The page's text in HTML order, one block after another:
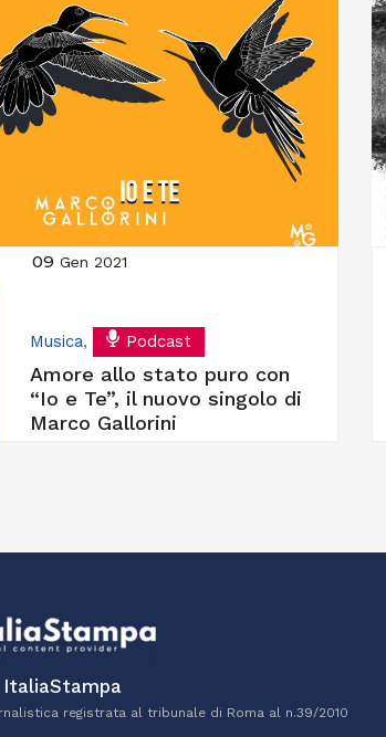
09 Gen 2021
Musica, Podcast
Amore allo stato puro con
“Io e Te”, il nuovo singolo di
Marco Gallorini
ItaliaStampa
registrata al tribunale di Roma al n.39/2010